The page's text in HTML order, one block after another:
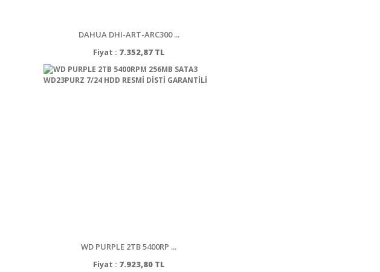
DAHUA DHI-ART-ARC300 ...
Fiyat : 7.352,87 TL
WD PURPLE 2TB 5400RP ...
Fiyat : 7.923,80 TL